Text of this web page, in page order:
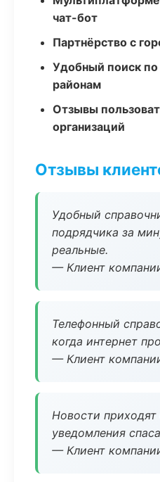
чат-бот
Партнёрство с
Удобный поиск по
районам
Отзывы
организаций
Отзывы
Удобный
подрядчика за
реальные.
— Клиент
Телефонный
когда интернет
— Клиент
Новости
уведомления
— Клиент